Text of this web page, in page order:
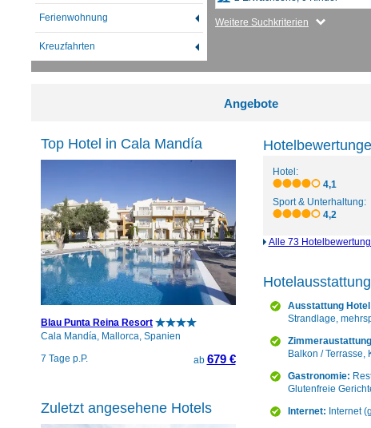
Ferienwohnung
Kreuzfahrten
Weitere Suchkriterien
Angebote
Hotel:
4,1
Sport & Unterhaltung:
4,2
Alle 73
Ausstattung
Strandlage,
Balkon / Terrasse,
Gastronomie:
Glutenfreie
Internet: Internet
Top Hotel in Cala Mandía
Blau Punta Reina Resort
Cala Mandía, Mallorca, Spanien
7 Tage p.P.
ab 679 €
Zuletzt angesehene Hotels